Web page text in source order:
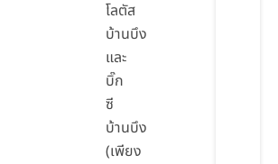
โลตัส
บ้านบึง
และ
บิ๊ก
ซี
บ้านบึง
(เพียง